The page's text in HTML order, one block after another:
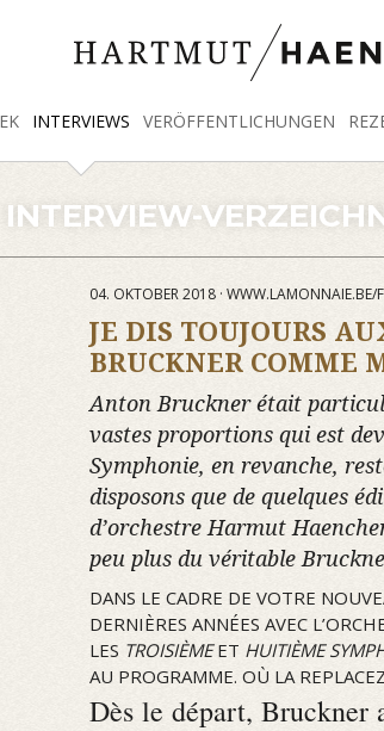
INTERVIEWS VERÖFFENTLICHUNGEN
INTERVIEW-
04. OKTOBER 2018 · WWW.LAMONNAIE.BE/
JE DIS TOUJOURS
BRUCKNER COMME
Anton Bruckner était
vastes proportions qui est
Symphonie, en revanche,
disposons que de quelques
d’orchestre Harmut
peu plus du véritable
DANS LE CADRE DE VOTRE
DERNIÈRES ANNÉES AVEC
LES TROISIÈMEET HUITIÈME
AU PROGRAMME. OÙ LA
Dès le départ, Bruckner